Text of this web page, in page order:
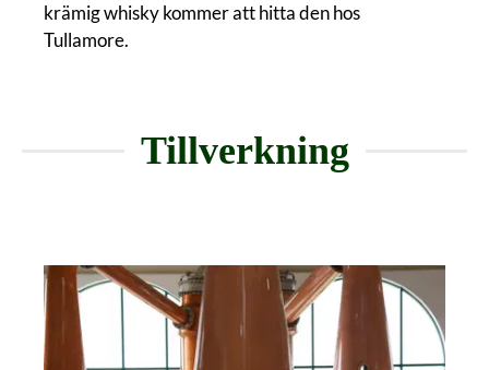
krämig whisky kommer att hitta den hos
Tullamore.
Tillverkning